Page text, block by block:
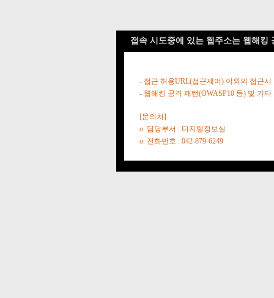
접속 시도중에 있는 웹주소는 웹해킹
- 접근 허용URL(접근제어) 이외의 접근시
- 웹해킹 공격 패턴(OWASP10 등) 및 기
[문의처]
o. 담당부서 : 디지털정보실
o. 전화번호 : 042-879-6249